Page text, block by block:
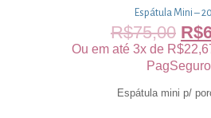
Espátula Mini –
R$75,00 R$
Ou em até 3x de R$
PagSeguro
Espátula mini p/